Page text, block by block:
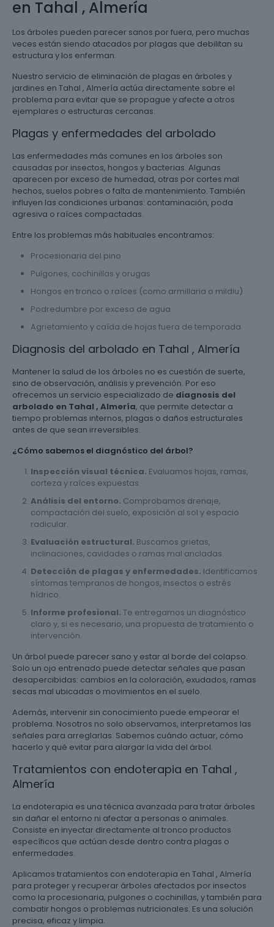
en Tahal , Almería
Los árboles pueden parecer sanos por fuera, pero muchas
veces están siendo atacados por plagas que debilitan su
estructura y los enferman.
Nuestro servicio de eliminación de plagas en árboles y
jardines en Tahal , Almería actúa directamente sobre el
problema para evitar que se propague y afecte a otros
ejemplares o estructuras cercanas.
Plagas y enfermedades del arbolado
Las enfermedades más comunes en los árboles son
causadas por insectos, hongos y bacterias. Algunas
aparecen por exceso de humedad, otras por cortes mal
hechos, suelos pobres o falta de mantenimiento. También
influyen las condiciones urbanas: contaminación, poda
agresiva o raíces compactadas.
Entre los problemas más habituales encontramos:
Procesionaria del pino
Pulgones, cochinillas y orugas
Hongos en tronco o raíces (como armillaria o mildiu)
Podredumbre por exceso de agua
Agrietamiento y caída de hojas fuera de temporada
Diagnosis del arbolado en Tahal , Almería
Mantener la salud de los árboles no es cuestión de suerte,
sino de observación, análisis y prevención. Por eso
ofrecemos un servicio especializado de diagnosis del
arbolado en Tahal , Almería, que permite detectar a
tiempo problemas internos, plagas o daños estructurales
antes de que sean irreversibles.
¿Cómo sabemos el diagnóstico del árbol?
Inspección visual técnica. Evaluamos hojas, ramas,
corteza y raíces expuestas.
Análisis del entorno. Comprobamos drenaje,
compactación del suelo, exposición al sol y espacio
radicular.
Evaluación estructural. Buscamos grietas,
inclinaciones, cavidades o ramas mal ancladas.
Detección de plagas y enfermedades. Identificamos
síntomas tempranos de hongos, insectos o estrés
hídrico.
Informe profesional. Te entregamos un diagnóstico
claro y, si es necesario, una propuesta de tratamiento o
intervención.
Un árbol puede parecer sano y estar al borde del colapso.
Solo un ojo entrenado puede detectar señales que pasan
desapercibidas: cambios en la coloración, exudados, ramas
secas mal ubicadas o movimientos en el suelo.
Además, intervenir sin conocimiento puede empeorar el
problema. Nosotros no solo observamos, interpretamos las
señales para arreglarlas. Sabemos cuándo actuar, cómo
hacerlo y qué evitar para alargar la vida del árbol.
Tratamientos con endoterapia en Tahal ,
Almería
La endoterapia es una técnica avanzada para tratar árboles
sin dañar el entorno ni afectar a personas o animales.
Consiste en inyectar directamente al tronco productos
específicos que actúan desde dentro contra plagas o
enfermedades.
Aplicamos tratamientos con endoterapia en Tahal , Almería
para proteger y recuperar árboles afectados por insectos
como la procesionaria, pulgones o cochinillas, y también para
combatir hongos o problemas nutricionales. Es una solución
precisa, eficaz y limpia.